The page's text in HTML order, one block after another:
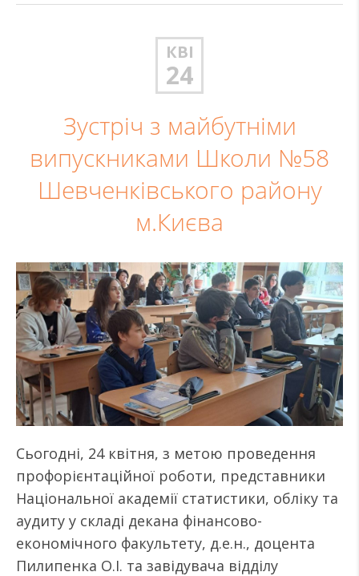
КВІ
24
Зустріч з майбутніми
випускниками Школи №58
Шевченківського району
м.Києва
Сьогодні, 24 квітня, з метою проведення
профорієнтаційної роботи, представники
Національної академії статистики, обліку та
аудиту у складі декана фінансово-
економічного факультету, д.е.н., доцента
Пилипенка О.І. та завідувача відділу